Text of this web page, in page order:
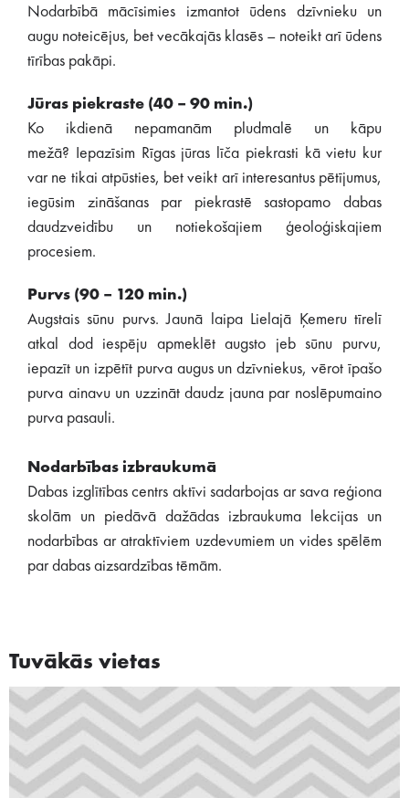
Nodarbībā mācīsimies izmantot ūdens dzīvnieku un
augu noteicējus, bet vecākajās klasēs – noteikt arī ūdens
tīrības pakāpi.
Jūras piekraste (40 – 90 min.)
Ko ikdienā nepamanām pludmalē un kāpu
mežā? Iepazīsim Rīgas jūras līča piekrasti kā vietu kur
var ne tikai atpūsties, bet veikt arī interesantus pētījumus,
iegūsim zināšanas par piekrastē sastopamo dabas
daudzveidību un notiekošajiem ģeoloģiskajiem
procesiem.
Purvs (90 – 120 min.)
Augstais sūnu purvs. Jaunā laipa Lielajā Ķemeru tīrelī
atkal dod iespēju apmeklēt augsto jeb sūnu purvu,
iepazīt un izpētīt purva augus un dzīvniekus, vērot īpašo
purva ainavu un uzzināt daudz jauna par noslēpumaino
purva pasauli.
Nodarbības izbraukumā
Dabas izglītības centrs aktīvi sadarbojas ar sava reģiona
skolām un piedāvā dažādas izbraukuma lekcijas un
nodarbības ar atraktīviem uzdevumiem un vides spēlēm
par dabas aizsardzības tēmām.
Tuvākās vietas